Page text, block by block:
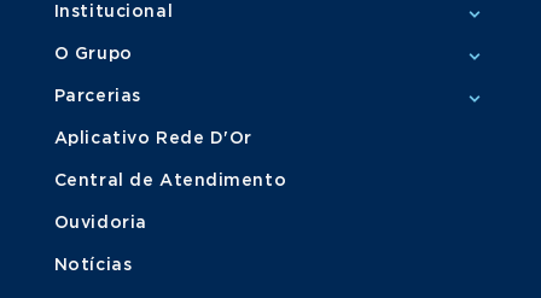
Institucional
O Grupo
Parcerias
Aplicativo Rede D'Or
Central de Atendimento
Ouvidoria
Notícias